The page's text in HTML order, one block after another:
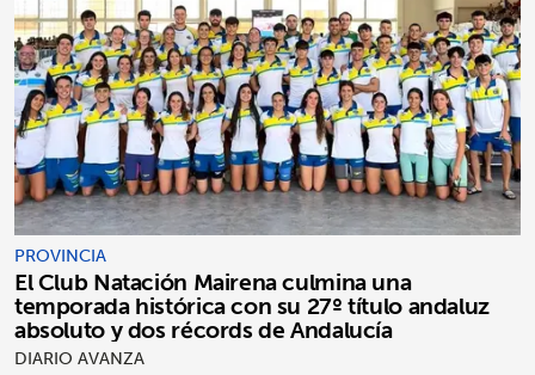
PROVINCIA
El Club Natación Mairena culmina una
temporada histórica con su 27º título andaluz
absoluto y dos récords de Andalucía
DIARIO AVANZA